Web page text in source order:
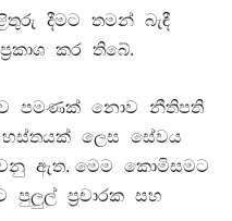
දීමට තමන් බැඳී
කර තිබේ.
පමණක් නොව නීතිපති
හස්තයක් ලෙස සේවය
ඇත. මෙම කොමිසමට
ප්‍රචාරක සහ